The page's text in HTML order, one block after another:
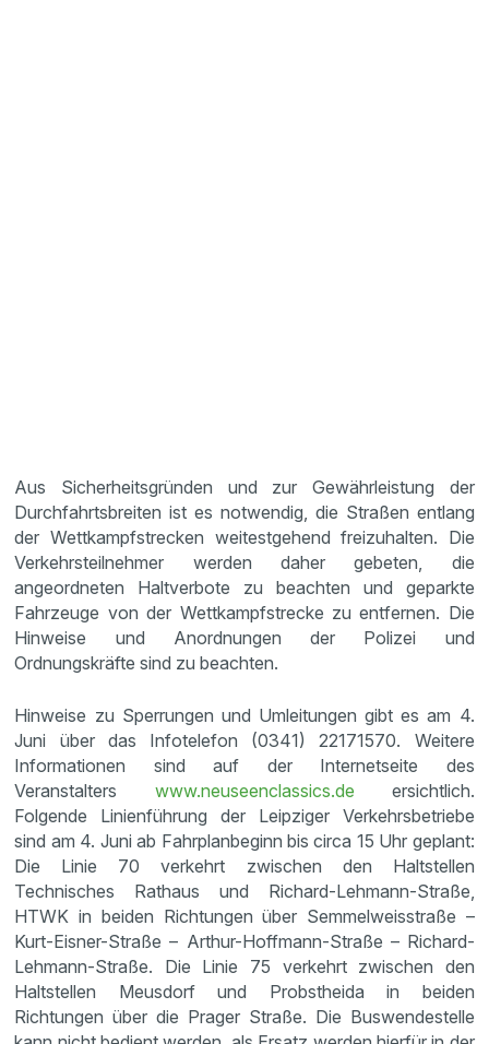
Aus Sicherheitsgründen und zur Gewährleistung der
Durchfahrtsbreiten ist es notwendig, die Straßen entlang
der Wettkampfstrecken weitestgehend freizuhalten. Die
Verkehrsteilnehmer werden daher gebeten, die
angeordneten Haltverbote zu beachten und geparkte
Fahrzeuge von der Wettkampfstrecke zu entfernen. Die
Hinweise und Anordnungen der Polizei und
Ordnungskräfte sind zu beachten.
Hinweise zu Sperrungen und Umleitungen gibt es am 4.
Juni über das Infotelefon (0341) 22171570. Weitere
Informationen sind auf der Internetseite des
Veranstalters www.neuseenclassics.de ersichtlich.
Folgende Linienführung der Leipziger Verkehrsbetriebe
sind am 4. Juni ab Fahrplanbeginn bis circa 15 Uhr geplant:
Die Linie 70 verkehrt zwischen den Haltstellen
Technisches Rathaus und Richard-Lehmann-Straße,
HTWK in beiden Richtungen über Semmelweisstraße –
Kurt-Eisner-Straße – Arthur-Hoffmann-Straße – Richard-
Lehmann-Straße. Die Linie 75 verkehrt zwischen den
Haltstellen Meusdorf und Probstheida in beiden
Richtungen über die Prager Straße. Die Buswendestelle